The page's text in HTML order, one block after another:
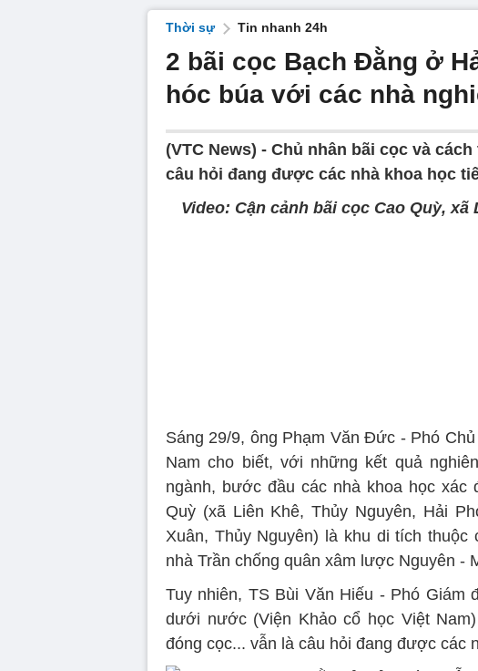
Thời sự Tin nhanh 24h
2 bãi cọc Bạch Đằng ở
hóc búa với các nhà
(VTC News) - Chủ nhân bãi cọc và
câu hỏi đang được các nhà khoa học
Video: Cận cảnh bãi cọc Cao Quỳ,
Sáng 29/9, ông Phạm Văn Đức - Phó
Nam cho biết, với những kết quả
ngành, bước đầu các nhà khoa học xác
Quỳ (xã Liên Khê, Thủy Nguyên, Hải
Xuân, Thủy Nguyên) là khu di tích
nhà Trần chống quân xâm lược Nguyên -
Tuy nhiên, TS Bùi Văn Hiếu - Phó Giám
dưới nước (Viện Khảo cổ học Việt
đóng cọc... vẫn là câu hỏi đang được các